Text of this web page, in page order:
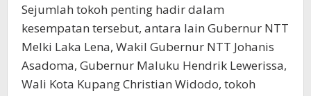
Sejumlah tokoh penting hadir dalam
kesempatan tersebut, antara lain Gubernur NTT
Melki Laka Lena, Wakil Gubernur NTT Johanis
Asadoma, Gubernur Maluku Hendrik Lewerissa,
Wali Kota Kupang Christian Widodo, tokoh